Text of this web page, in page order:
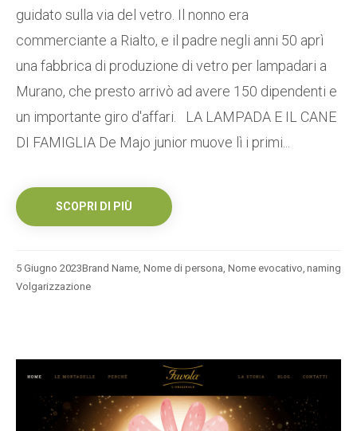
guidato sulla via del vetro. Il nonno era
commerciante a Rialto, e il padre negli anni 50 aprì
una fabbrica di produzione di vetro per lampadari a
Murano, che presto arrivò ad avere 150 dipendenti e
un importante giro d'affari. LA LAMPADA E IL CANE
DI FAMIGLIA De Majo junior muove lì i primi...
SCOPRI DI PIÙ
5 Giugno 2023 naming
Brand Name Nome di persona Nome evocativo
Volgarizzazione